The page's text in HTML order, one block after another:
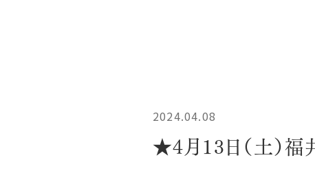
2024.04.08
★4月13日（土）